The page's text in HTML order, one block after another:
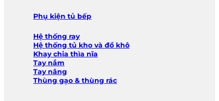
Phụ kiện tủ bếp
Hệ thống ray
Hệ thống tủ kho và đồ khô
Khay chia thìa nĩa
Tay nắm
Tay nâng
Thùng gạo & thùng rác